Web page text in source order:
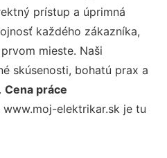
prístup a úprimná
každého zákazníka,
mieste. Naši
skúsenosti, bohatú prax a
Cena práce
www.moj-elektrikar.sk je tu